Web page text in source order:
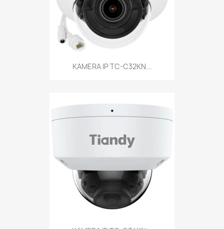
KAMERA IP TC-C32KN...